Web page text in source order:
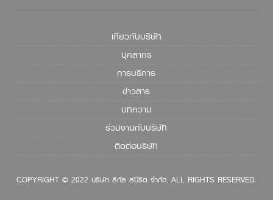
เกี่ยวกับบริษัท
บุคลากร
การบริการ
ข่าวสาร
บทความ
ร่วมงานกับบริษัท
ติดต่อบริษัท
COPYRIGHT © 2022 บริษัท ลีกัล สปิริต จำกัด. ALL RIGHTS RESERVED.